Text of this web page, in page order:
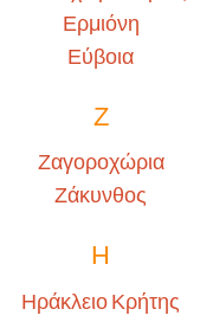
Ερμιόνη
Εύβοια
Ζ
Ζαγοροχώρια
Ζάκυνθος
Η
Ηράκλειο Κρήτης